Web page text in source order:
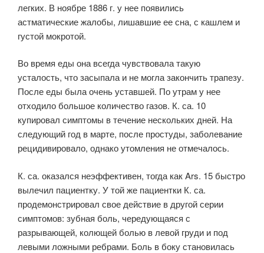
легких. В ноябре 1886 г. у нее появились
астматические жалобы, лишавшие ее сна, с кашлем и
густой мокротой.
Во время еды она всегда чувствовала такую
усталость, что засыпала и не могла закончить трапезу.
После еды была очень уставшей. По утрам у нее
отходило большое количество газов. К. са. 10
купировал симптомы в течение нескольких дней. На
следующий год в марте, после простуды, заболевание
рецидивировало, однако утомления не отмечалось.
К. са. оказался неэффективен, тогда как Ars. 15 быстро
вылечил пациентку. У той же пациентки К. са.
продемонстрировал свое действие в другой серии
симптомов: зубная боль, чередующаяся с
разрывающей, колющей болью в левой груди и под
левыми ложными ребрами. Боль в боку становилась